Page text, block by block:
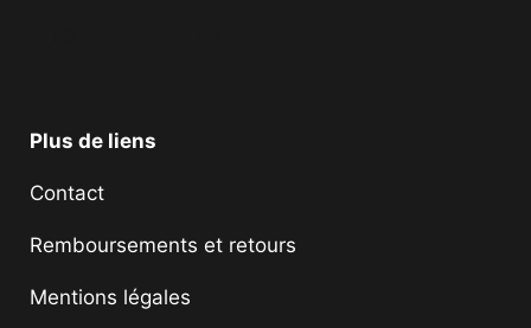
Plus de liens
Contact
Remboursements et retours
Mentions légales